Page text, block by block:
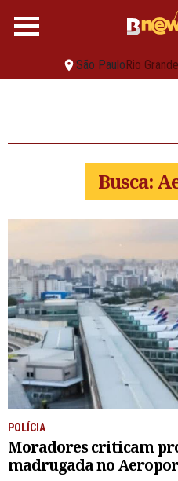
São PauloRio
Busca:
POLÍCIA
Moradores criticam
madrugada no